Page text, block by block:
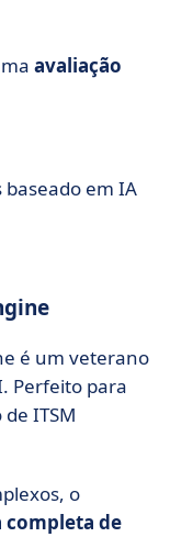
avaliação
baseado em IA
é um veterano
Perfeito para
ITSM
o
de